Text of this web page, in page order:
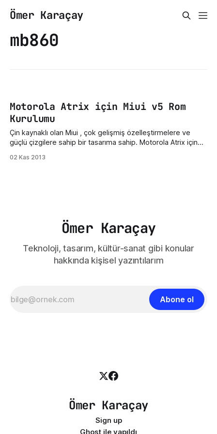
Ömer Karaçay
mb860
Motorola Atrix için Miui v5 Rom
Kurulumu
Çin kaynaklı olan Miui , çok gelişmiş özelleştirmelere ve
güçlü çizgilere sahip bir tasarıma sahip. Motorola Atrix için
gelişme olsa gerek, herhangi bir takılma, uygulama
02 Kas 2013
Ömer Karaçay
Teknoloji, tasarım, kültür-sanat gibi konular
hakkında kişisel yazıntılarım
Abone ol
Ömer Karaçay
Sign up
Ghost ile yapıldı